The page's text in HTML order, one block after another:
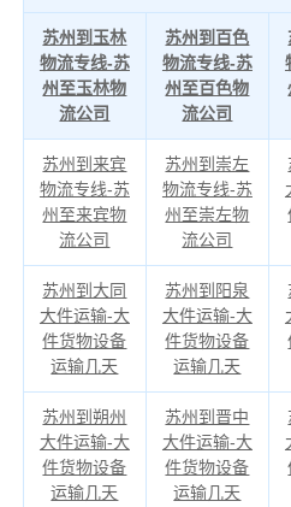
苏州到玉林
物流专线-苏
州至玉林物
流公司
苏州到百色
物流专线-苏
州至百色物
流公司
苏州到来宾
物流专线-苏
州至来宾物
流公司
苏州到崇左
物流专线-苏
州至崇左物
流公司
苏州到大同
大件运输-大
件货物设备
运输几天
苏州到阳泉
大件运输-大
件货物设备
运输几天
苏州到朔州
大件运输-大
件货物设备
运输几天
苏州到晋中
大件运输-大
件货物设备
运输几天